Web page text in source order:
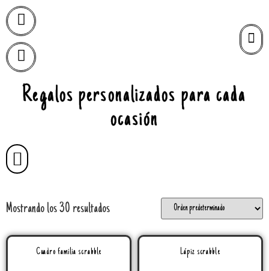
Regalos personalizados para cada
ocasión
Mostrando los 30 resultados
Cuadro familia scrabble Lápiz scrabble